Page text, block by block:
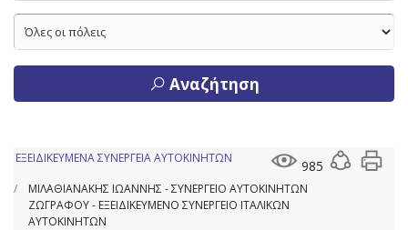
Αναζήτηση
985
ΕΞΕΙΔΙΚΕΥΜΕΝΑ ΣΥΝΕΡΓΕΙΑ ΑΥΤΟΚΙΝΗΤΩΝ
ΜΙΛΑΘΙΑΝΑΚΗΣ ΙΩΑΝΝΗΣ - ΣΥΝΕΡΓΕΙΟ ΑΥΤΟΚΙΝΗΤΩΝ
ΖΩΓΡΑΦΟΥ - ΕΞΕΙΔΙΚΕΥΜΕΝΟ ΣΥΝΕΡΓΕΙΟ ΙΤΑΛΙΚΩΝ
ΑΥΤΟΚΙΝΗΤΩΝ